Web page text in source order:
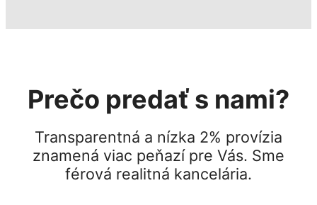
Prečo predať s nami?
Transparentná a nízka 2% provízia
znamená viac peňazí pre Vás. Sme
férová realitná kancelária.